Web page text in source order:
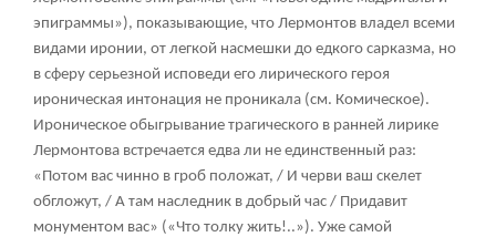
эпиграммы»), показывающие, что Лермонтов владел всеми
видами иронии, от легкой насмешки до едкого сарказма, но
в сферу серьезной исповеди его лирического героя
ироническая интонация не проникала (см. Комическое).
Ироническое обыгрывание трагического в ранней лирике
Лермонтова встречается едва ли не единственный раз:
«Потом вас чинно в гроб положат, / И черви ваш скелет
обгложут, / А там наследник в добрый час / Придавит
монументом вас» («Что толку жить!..»). Уже самой